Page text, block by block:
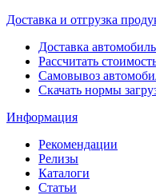
Доставка и отгрузка
Доставка
Рассчитать
Самовывоз
Скачать нормы
Информация
Рекомендации
Релизы
Каталоги
Статьи